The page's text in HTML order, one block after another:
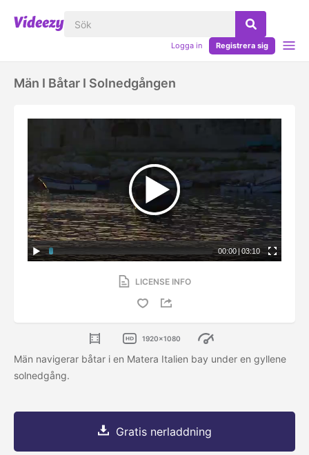
Logga in Registrera sig
Män I Båtar I Solnedgången
00:00 |03:10
LICENSE INFO
1920x1080
Män navigerar båtar i en Matera Italien bay under en gyllene
solnedgång.
Gratis nerladdning